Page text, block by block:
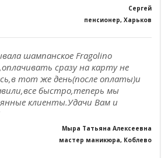
Сергей
пенсионер, Харьков
шампанское Fragolino
сразу на карту не
тот же день(после оплаты)и
быстро,теперь мы
клиенты.Удачи Вам и
Мыра Татьяна Алексеевна
мастер маникюра, Коблево